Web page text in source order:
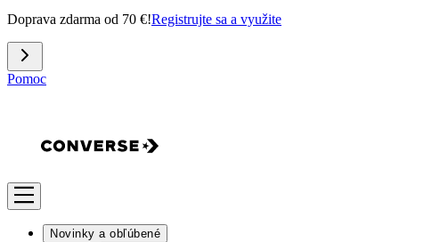
Doprava zdarma od 70 €!Registrujte sa a využite
Pomoc
Novinky a obľúbené